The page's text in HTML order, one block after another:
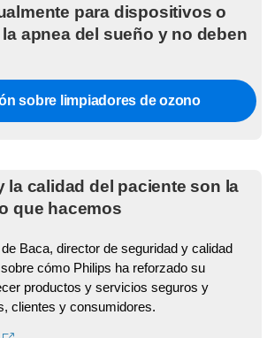
para dispositivos o
apnea del sueño y no deben
sobre limpiadores de ozono
la calidad del paciente son la
que hacemos
Baca, director de seguridad y calidad
cómo Philips ha reforzado su
productos y servicios seguros y
clientes y consumidores.